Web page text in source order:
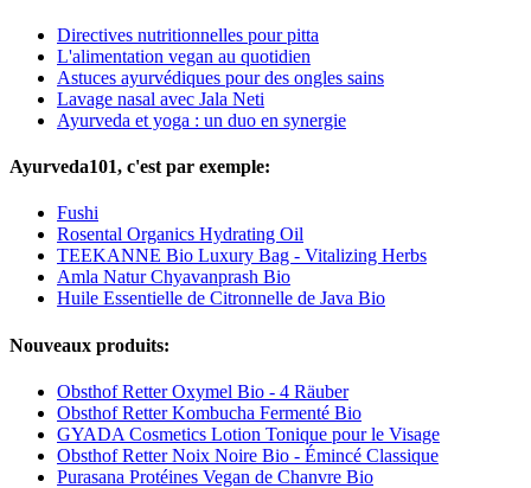
Directives nutritionnelles pour pitta
L'alimentation vegan au quotidien
Astuces ayurvédiques pour des ongles sains
Lavage nasal avec Jala Neti
Ayurveda et yoga : un duo en synergie
Ayurveda101, c'est par exemple:
Fushi
Rosental Organics Hydrating Oil
TEEKANNE Bio Luxury Bag - Vitalizing Herbs
Amla Natur Chyavanprash Bio
Huile Essentielle de Citronnelle de Java Bio
Nouveaux produits:
Obsthof Retter Oxymel Bio - 4 Räuber
Obsthof Retter Kombucha Fermenté Bio
GYADA Cosmetics Lotion Tonique pour le Visage
Obsthof Retter Noix Noire Bio - Émincé Classique
Purasana Protéines Vegan de Chanvre Bio